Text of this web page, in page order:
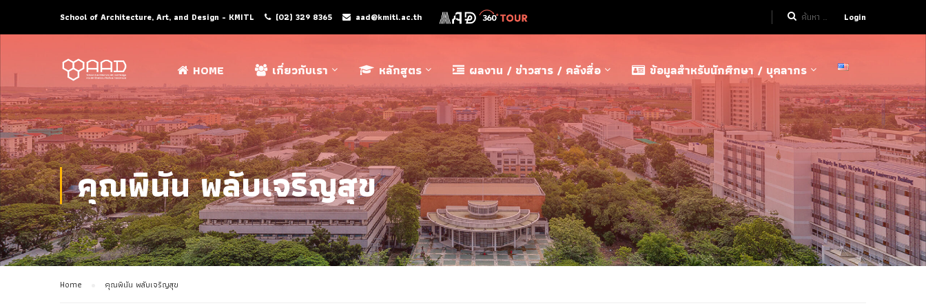
School of Architecture, Art, and Design - KMITL (02) 329 8365 aad@kmitl.ac.th Login
HOME เกี่ยวกับเรา หลักสูตร ผลงาน / ข่าวสาร / คลังสื่อ ข้อมูลสำหรับนักศึกษา / บุคลากร
คุณพินัน พลับเจริญสุข
Home คุณพินัน พลับเจริญสุข